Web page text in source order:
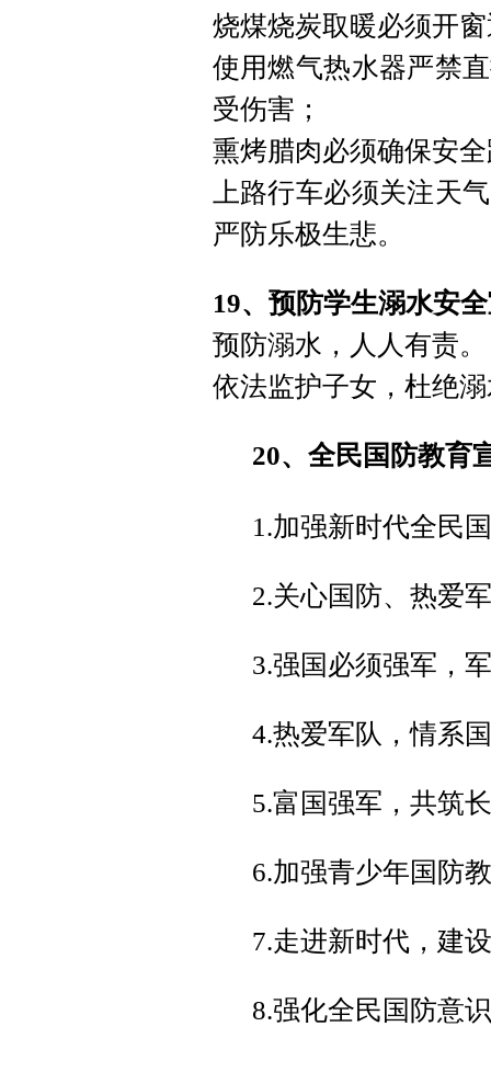
烧煤烧炭取暖必须开
使用燃气热水器严禁
受伤害；
熏烤腊肉必须确保安
上路行车必须关注天
严防乐极生悲。
19、预防学生溺水安
预防溺水，人人有责。
依法监护子女，杜绝
20、全民国防教育
1.加强新时代全民
2.关心国防、热爱
3.强国必须强军，
4.热爱军队，情系
5.富国强军，共筑
6.加强青少年国防
7.走进新时代，建
8.强化全民国防意